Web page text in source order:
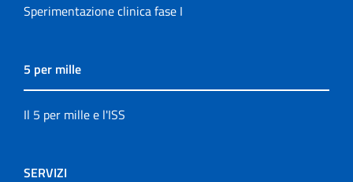
Sperimentazione clinica fase I
5 per mille
Il 5 per mille e l'ISS
SERVIZI